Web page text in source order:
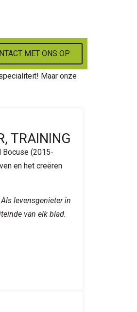
MET ONS OP
Maar onze
TRAINING
Bocuse (2015-
en het creëren
levensgenieter in
van elk blad.